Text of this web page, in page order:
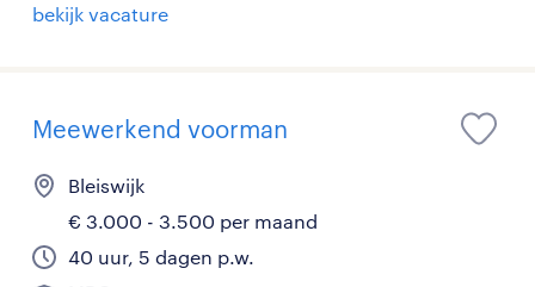
bekijk vacature
Meewerkend voorman
Bleiswijk
€ 3.000 - 3.500 per maand
40 uur, 5 dagen p.w.